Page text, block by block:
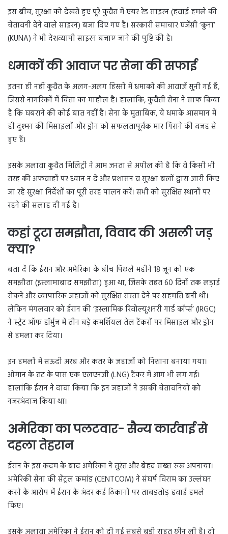
इस बीच, सुरक्षा को देखते हुए पूरे कुवैत में एयर रेड साइरन (हवाई हमले की
चेतावनी देने वाले साइरन) बजा दिए गए हैं। सरकारी समाचार एजेंसी ‘कुना’
(KUNA) ने भी देशव्यापी साइरन बजाए जाने की पुष्टि की है।
धमाकों की आवाज पर सेना की सफाई
इतना ही नहीं कुवैत के अलग-अलग हिस्सों में धमाकों की आवाजें सुनी गई हैं,
जिससे नागरिकों में चिंता का माहौल है। हालांकि, कुवैती सेना ने साफ किया
है कि घबराने की कोई बात नहीं है। सेना के मुताबिक, ये धमाके आसमान में
ही दुश्मन की मिसाइलों और ड्रोन को सफलतापूर्वक मार गिराने की वजह से
हुए हैं।
इसके अलावा कुवैत मिलिट्री ने आम जनता से अपील की है कि वे किसी भी
तरह की अफवाहों पर ध्यान न दें और प्रशासन व सुरक्षा बलों द्वारा जारी किए
जा रहे सुरक्षा निर्देशों का पूरी तरह पालन करें। सभी को सुरक्षित स्थानों पर
रहने की सलाह दी गई है।
कहां टूटा समझौता, विवाद की असली जड़
क्या?
बता दें कि ईरान और अमेरिका के बीच पिछले महीने 18 जून को एक
समझौता (इस्लामाबाद समझौता) हुआ था, जिसके तहत 60 दिनों तक लड़ाई
रोकने और व्यापारिक जहाजों को सुरक्षित रास्ता देने पर सहमति बनी थी।
लेकिन मंगलवार को ईरान की ‘इस्लामिक रिवोल्यूशनरी गार्ड कॉर्प्स’ (IRGC)
ने स्ट्रेट ऑफ हॉर्मुज में तीन बड़े कमर्शियल तेल टैंकरों पर मिसाइल और ड्रोन
से हमला कर दिया।
इन हमलों में सऊदी अरब और कतर के जहाजों को निशाना बनाया गया।
ओमान के तट के पास एक एलएनजी (LNG) टैंकर में आग भी लग गई।
हालांकि ईरान ने दावा किया कि इन जहाजों ने उसकी चेतावनियों को
नजरअंदाज किया था।
अमेरिका का पलटवार- सैन्य कार्रवाई से
दहला तेहरान
ईरान के इस कदम के बाद अमेरिका ने तुरंत और बेहद सख्त रुख अपनाया।
अमेरिकी सेना की सेंट्रल कमांड (CENTCOM) ने संघर्ष विराम का उल्लंघन
करने के आरोप में ईरान के अंदर कई ठिकानों पर ताबड़तोड़ हवाई हमले
किए।